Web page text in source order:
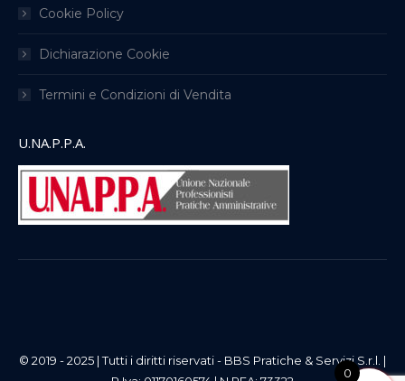
Cookie Policy
Dichiarazione Cookie
Termini e Condizioni di Vendita
U.NA.P.P.A.
© 2019 - 2025 | Tutti i diritti riservati - BBS Pratiche & Servizi S.r.l. |
0